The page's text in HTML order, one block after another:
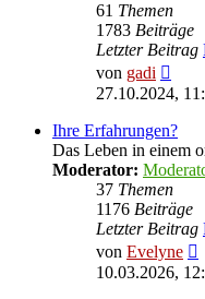
61 Themen
1783 Beiträge
Letzter Beitrag
von gadi
27.10.2024,
Ihre Erfahrungen?
Das Leben in einem
Moderator:
37 Themen
1176 Beiträge
Letzter Beitrag
von Evelyne
10.03.2026,